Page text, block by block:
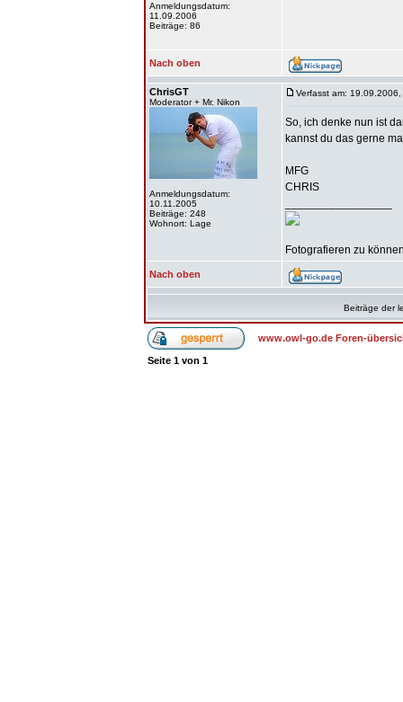
Anmeldungsdatum:
11.09.2006
Beiträge: 86
Nach oben
ChrisGT
Moderator + Mr. Nikon
Anmeldungsdatum:
10.11.2005
Beiträge: 248
Wohnort: Lage
Verfasst am:
So, ich denke nun ist
kannst du das gerne
MFG
CHRIS
Fotografieren zu
Nach oben
Beiträge der
www.owl-go.de Foren-
Seite 1 von 1